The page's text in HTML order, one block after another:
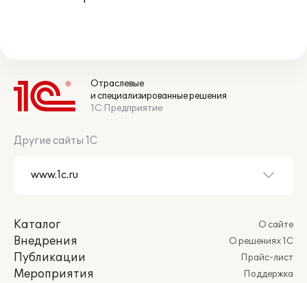
Отраслевые
и специализированные решения
1С:Предприятие
Другие сайты 1С
Каталог
Внедрения
Публикации
Мероприятия
О сайте
О решениях 1С
Прайс-лист
Поддержка